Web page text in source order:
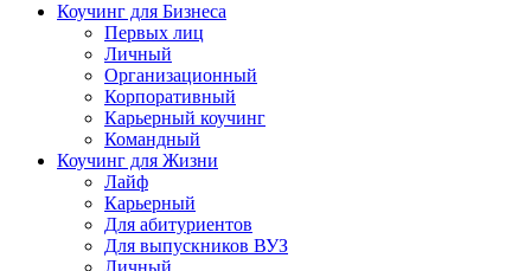
Коучинг для Бизнеса
Первых лиц
Личный
Организационный
Корпоративный
Карьерный коучинг
Командный
Коучинг для Жизни
Лайф
Карьерный
Для абитуриентов
Для выпускников ВУЗ
Личный